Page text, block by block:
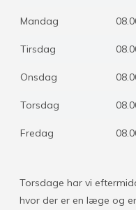
Mandag
Tirsdag
Onsdag
Torsdag
Fredag
Torsdage har vi
hvor der er en læge og